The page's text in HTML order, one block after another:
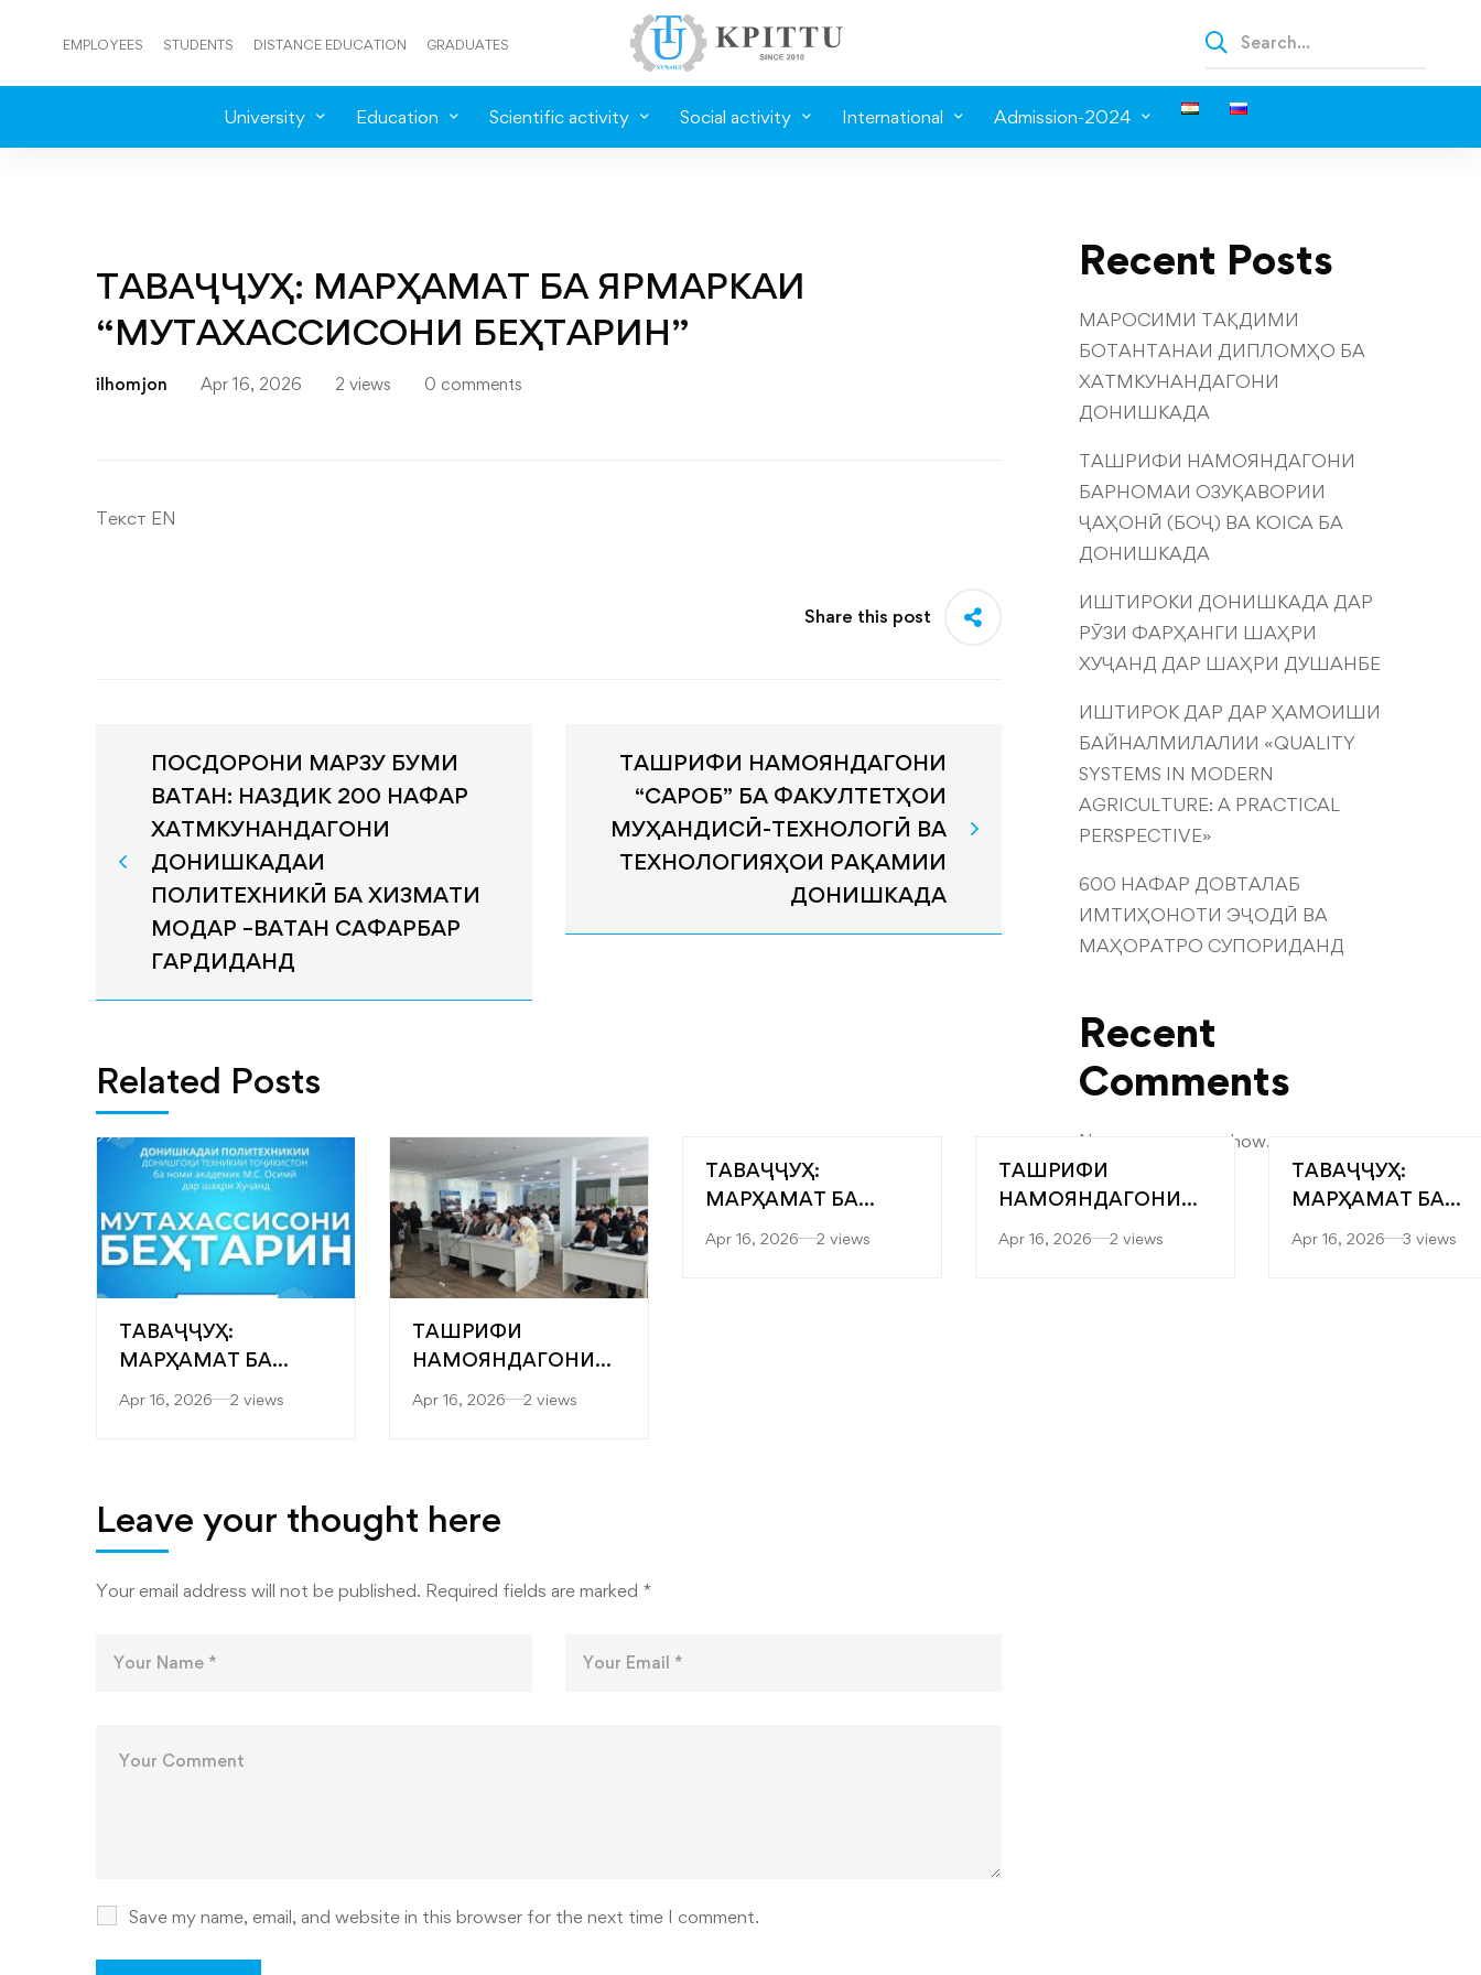
EMPLOYEES STUDENTS DISTANCE EDUCATION GRADUATES
University Education Scientific activity Social activity International Admission-2024
ТАВАҶҶУҲ: МАРҲАМАТ БА ЯРМАРКАИ
“МУТАХАССИСОНИ БЕҲТАРИН”
ilhomjon Apr 16, 2026 2 views 0 comments
Текст EN
Share this post
ПОСДОРОНИ МАРЗУ БУМИ
ВАТАН: НАЗДИК 200 НАФАР
ХАТМКУНАНДАГОНИ
ДОНИШКАДАИ
ПОЛИТЕХНИКӢ БА ХИЗМАТИ
МОДАР –ВАТАН САФАРБАР
ГАРДИДАНД
ТАШРИФИ НАМОЯНДАГОНИ
“САРОБ” БА ФАКУЛТЕТҲОИ
МУҲАНДИСӢ-ТЕХНОЛОГӢ ВА
ТЕХНОЛОГИЯҲОИ РАҚАМИИ
ДОНИШКАДА
Related Posts
ТАВАҶҶУҲ:
МАРҲАМАТ БА
“МУТАХАССИСОНИ
Apr 16, 2026 2 views
ТАШРИФИ
НАМОЯНДАГОНИ
ФАКУЛТЕТҲОИ
ТЕХНОЛОГИЯҲОИ
РАҚАМИИ
Apr 16, 2026 2 views
ТАВАҶҶУҲ:
МАРҲАМАТ БА
“МУТАХАССИСОНИ
Apr 16, 2026 2 views
ТАШРИФИ
НАМОЯНДАГОНИ
ФАКУЛТЕТҲОИ
Apr 16, 2026 2 views
ТАВАҶҶУҲ:
МАРҲАМАТ БА
Apr 16, 2026 3 views
Leave your thought here
Your email address will not be published. Required fields are marked *
Save my name, email, and website in this browser for the next time I comment.
Recent Posts
МАРОСИМИ ТАҚДИМИ
БОТАНТАНАИ ДИПЛОМҲО БА
ХАТМКУНАНДАГОНИ
ДОНИШКАДА
ТАШРИФИ НАМОЯНДАГОНИ
БАРНОМАИ ОЗУҚАВОРИИ
ҶАҲОНӢ (БОҶ) ВА KOICA БА
ДОНИШКАДА
ИШТИРОКИ ДОНИШКАДА ДАР
РӮЗИ ФАРҲАНГИ ШАҲРИ
ХУҶАНД ДАР ШАҲРИ ДУШАНБЕ
ИШТИРОК ДАР ДАР ҲАМОИШИ
БАЙНАЛМИЛАЛИИ «QUALITY
SYSTEMS IN MODERN
AGRICULTURE: A PRACTICAL
PERSPECTIVE»
600 НАФАР ДОВТАЛАБ
ИМТИҲОНОТИ ЭҶОДӢ ВА
МАҲОРАТРО СУПОРИДАНД
Recent
Comments
No comments to show.